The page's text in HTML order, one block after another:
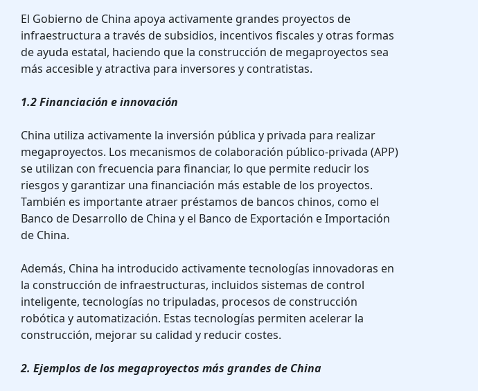
El Gobierno de China apoya activamente grandes proyectos de
infraestructura a través de subsidios, incentivos fiscales y otras formas
de ayuda estatal, haciendo que la construcción de megaproyectos sea
más accesible y atractiva para inversores y contratistas.
1.2 Financiación e innovación
China utiliza activamente la inversión pública y privada para realizar
megaproyectos. Los mecanismos de colaboración público-privada (APP)
se utilizan con frecuencia para financiar, lo que permite reducir los
riesgos y garantizar una financiación más estable de los proyectos.
También es importante atraer préstamos de bancos chinos, como el
Banco de Desarrollo de China y el Banco de Exportación e Importación
de China.
Además, China ha introducido activamente tecnologías innovadoras en
la construcción de infraestructuras, incluidos sistemas de control
inteligente, tecnologías no tripuladas, procesos de construcción
robótica y automatización. Estas tecnologías permiten acelerar la
construcción, mejorar su calidad y reducir costes.
2. Ejemplos de los megaproyectos más grandes de China